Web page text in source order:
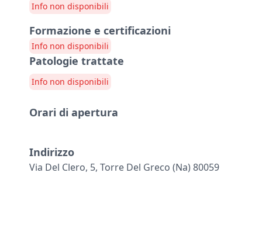
Info non disponibili
Formazione e certificazioni
Info non disponibili
Patologie trattate
Info non disponibili
Orari di apertura
Indirizzo
Via Del Clero, 5, Torre Del Greco (na) 80059